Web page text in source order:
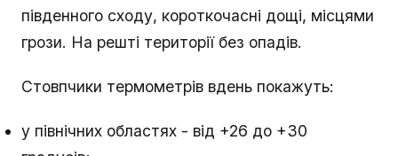
південного сходу, короткочасні дощі, місцями
грози. На решті території без опадів.
Стовпчики термометрів вдень покажуть:
у північних областях - від +26 до +30